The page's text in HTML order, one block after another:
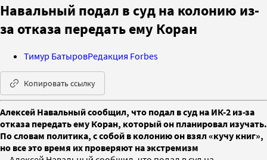
Навальный подал в суд на колонию из-
за отказа передать ему Коран
Тимур БатыровРедакция Forbes
Копировать ссылку
Алексей Навальный сообщил, что подал в суд на ИК-2 из-за
отказа передать ему Коран, который он планировал изучать.
По словам политика, с собой в колонию он взял «кучу книг»,
но все это время их проверяют на экстремизм